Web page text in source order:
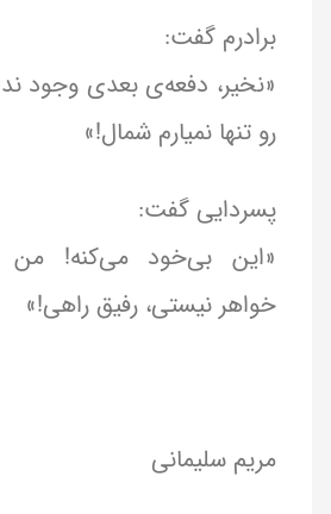
برادرم گفت:
«نخیر، دفعه‌ی بعدی وجود
رو تنها نمیارم شمال!»
پسردایی گفت:
«این بی‌خود می‌کنه! من
خواهر نیستی، رفیق راهی!»
مریم سلیمانی